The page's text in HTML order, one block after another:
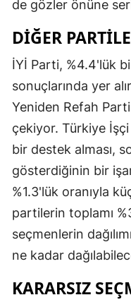
de gözler önüne
DIĞER
İYİ Parti, %4.4'lük
sonuçlarında yer
Yeniden Refah
çekiyor. Türkiye İşçi
bir destek alması,
gösterdiğinin bir
%1.3'lük oranıyla
partilerin toplamı
seçmenlerin
ne kadar
KARARSIZ